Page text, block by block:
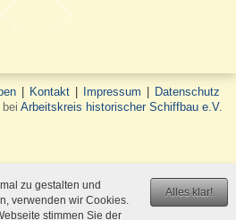
Kontakt Impressum
Datenschutz
Arbeitskreis historischer Schiffbau e.V.
Alles klar!
zu gestalten und
verwenden wir Cookies.
stimmen Sie der